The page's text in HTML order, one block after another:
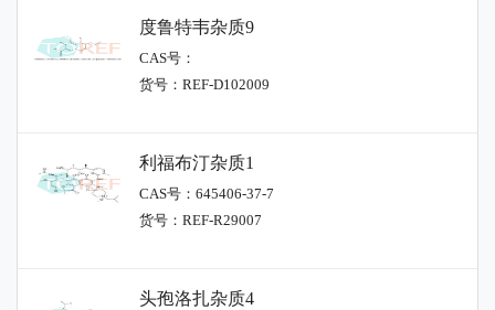
度鲁特韦杂质9
CAS号：
货号：REF-D102009
利福布汀杂质1
CAS号：645406-37-7
货号：REF-R29007
头孢洛扎杂质4